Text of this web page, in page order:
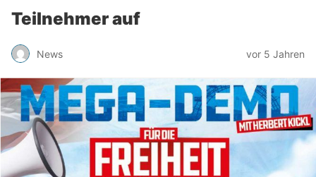
Teilnehmer auf
News vor 5 Jahren